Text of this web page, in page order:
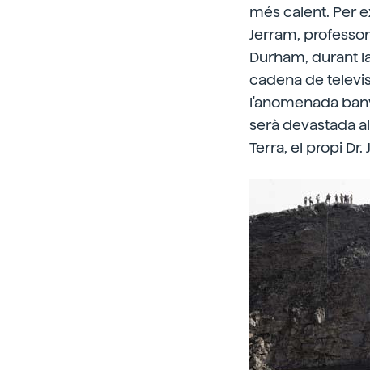
més calent. Per
Jerram,
Durham, durant
cadena de
l'anomenada
serà devastada
Terra, el propi